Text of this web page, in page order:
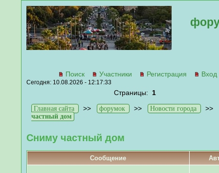
Поиск Участники Регистрация Вход
Сегодня: 10.08.2026 - 12:17:33
Страницы: 1
Главная сайта >> форумок >> Новости города >>
частный дом
Сниму частный дом
Сообщение